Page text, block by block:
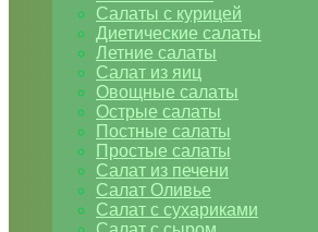
Салаты с курицей
Диетические салаты
Летние салаты
Салат из яиц
Овощные салаты
Острые салаты
Постные салаты
Простые салаты
Салат из печени
Салат Оливье
Салат с сухариками